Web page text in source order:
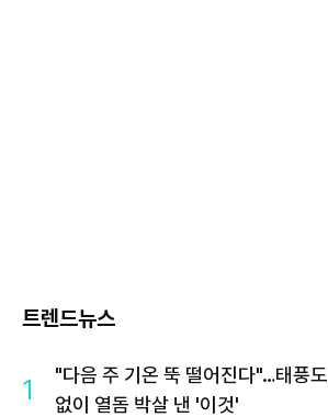
트렌드뉴스
1
"다음 주 기온 뚝 떨어진다"…태풍도
없이 열돔 박살 낸 '이것'